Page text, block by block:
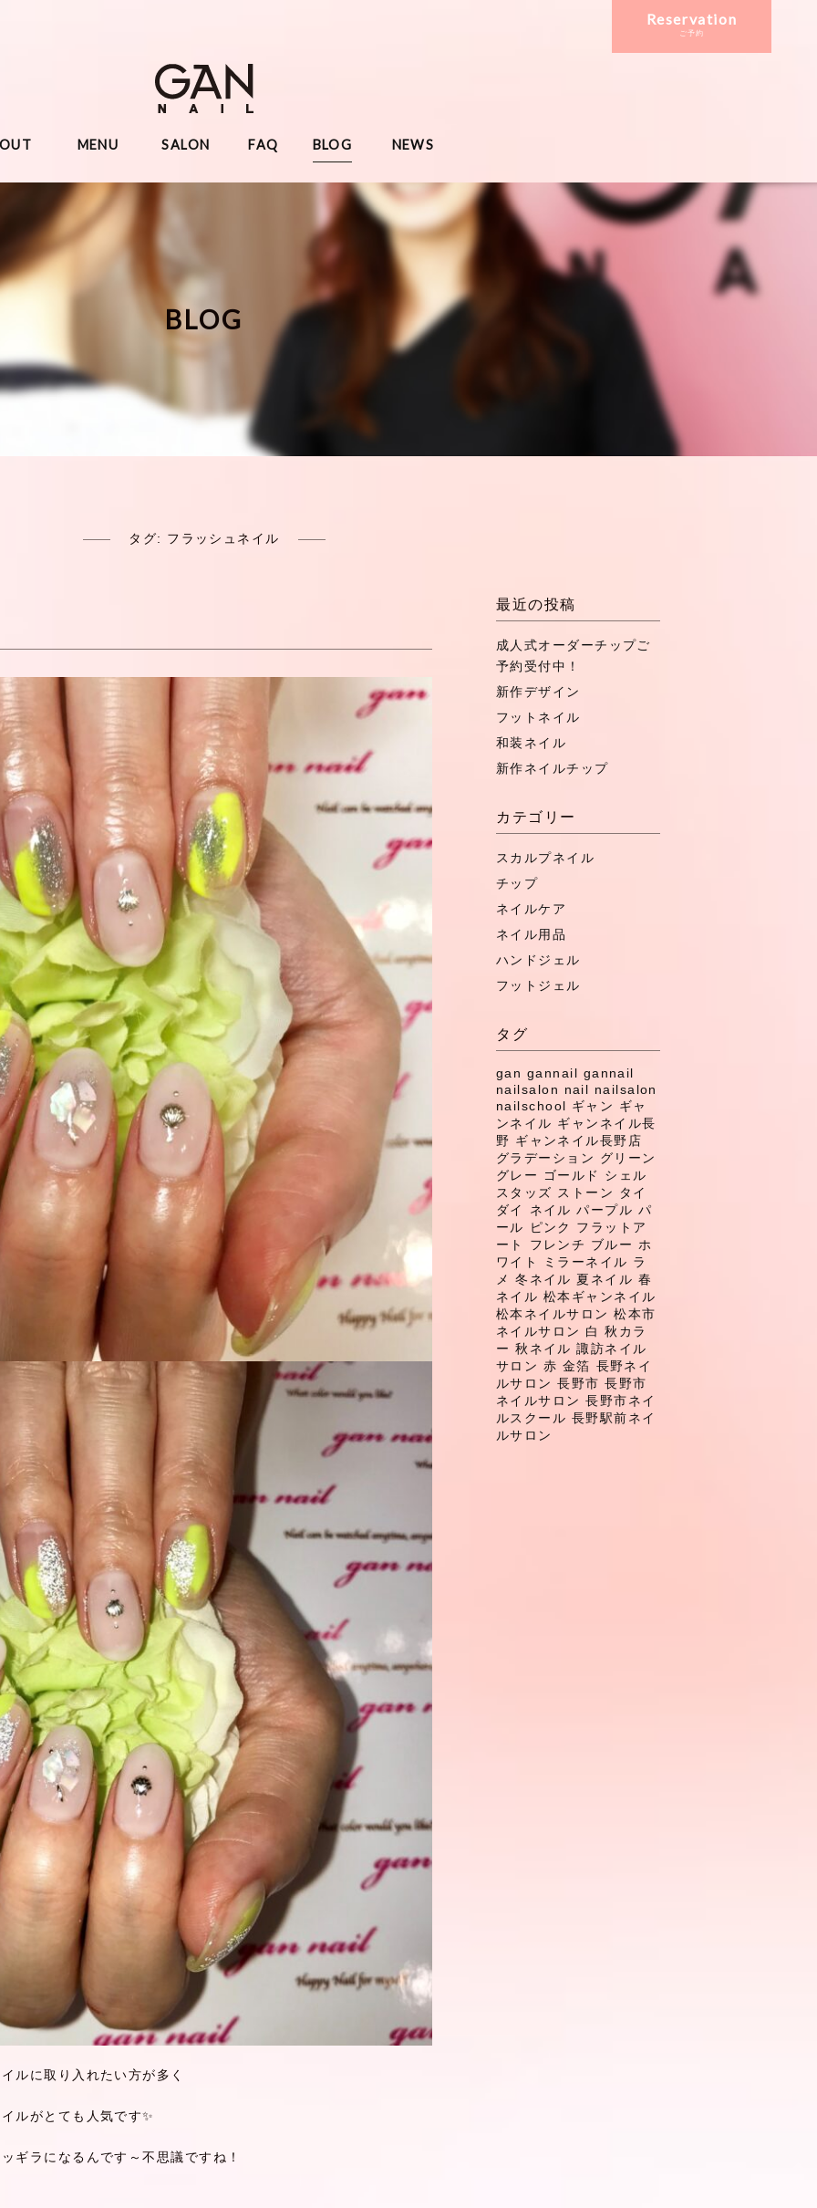
Reservation
ご予約
MENU SALON FAQ BLOG NEWS
BLOG
タグ: フラッシュネイル
ルに取り入れたい方が多く
ルがとても人気です✨
ギラになるんです～不思議ですね！
最近の投稿
成人式オーダーチップご
予約受付中！
新作デザイン
フットネイル
和装ネイル
新作ネイルチップ
カテゴリー
スカルプネイル
チップ
ネイルケア
ネイル用品
ハンドジェル
フットジェル
タグ
gan gannail gannail
nailsalon nail nailsalon
nailschool ギャン ギャ
ンネイル ギャンネイル長
野 ギャンネイル長野店
グラデーション グリーン
グレー
ゴールド
シェル
スタッズ ストーン
タイ
ダイ
ネイル パープル パ
ール
ピンク
フラットア
ート
フレンチ ブルー ホ
ワイト
ミラーネイル ラ
メ 冬ネイル 夏ネイル 春
ネイル 松本ギャンネイル
松本ネイルサロン 松本市
ネイルサロン 白 秋カラ
ー 秋ネイル 諏訪ネイル
サロン 赤 金箔 長野ネイ
ルサロン 長野市 長野市
ネイルサロン 長野市ネイ
ルスクール 長野駅前ネイ
ルサロン